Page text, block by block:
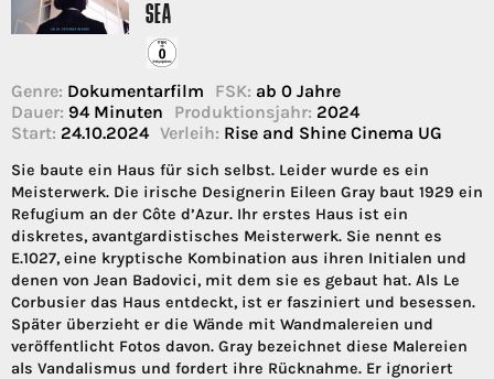
SEA
Genre: Dokumentarfilm FSK: ab 0 Jahre
Dauer: 94 Minuten Produktionsjahr: 2024
Start: 24.10.2024 Verleih: Rise and Shine Cinema UG
Sie baute ein Haus für sich selbst. Leider wurde es ein
Meisterwerk. Die irische Designerin Eileen Gray baut 1929 ein
Refugium an der Côte d’Azur. Ihr erstes Haus ist ein
diskretes, avantgardistisches Meisterwerk. Sie nennt es
E.1027, eine kryptische Kombination aus ihren Initialen und
denen von Jean Badovici, mit dem sie es gebaut hat. Als Le
Corbusier das Haus entdeckt, ist er fasziniert und besessen.
Später überzieht er die Wände mit Wandmalereien und
veröffentlicht Fotos davon. Gray bezeichnet diese Malereien
als Vandalismus und fordert ihre Rücknahme. Er ignoriert